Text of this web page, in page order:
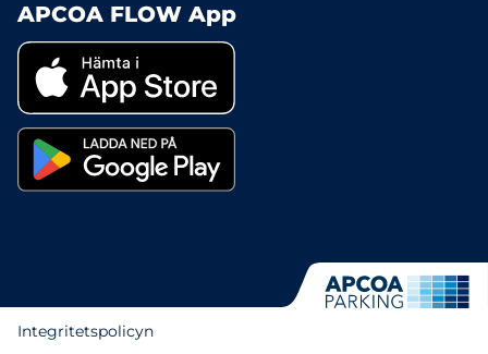
APCOA FLOW App
Integritetspolicyn